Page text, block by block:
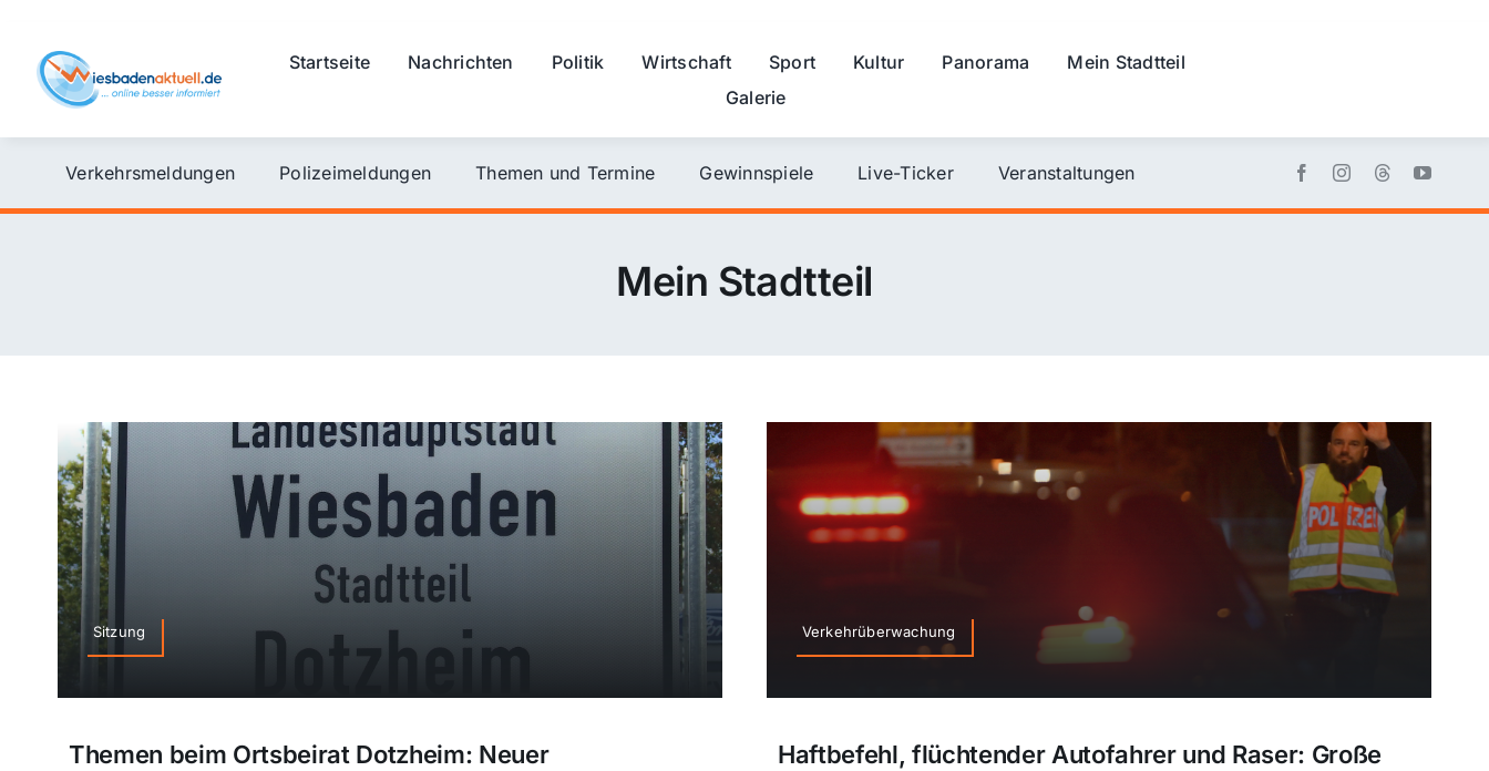
content
Startseite Nachrichten Politik Wirtschaft Sport Kultur Panorama
Mein Stadtteil
Galerie
Verkehrsmeldungen Polizeimeldungen Themen und Termine Gewinnspiele Live-Ticker Veranstaltungen
Mein Stadtteil
Sitzung
Themen beim Ortsbeirat Dotzheim: Neuer
Verkehrüberwachung
Haftbefehl, flüchtender Autofahrer und Raser: Große